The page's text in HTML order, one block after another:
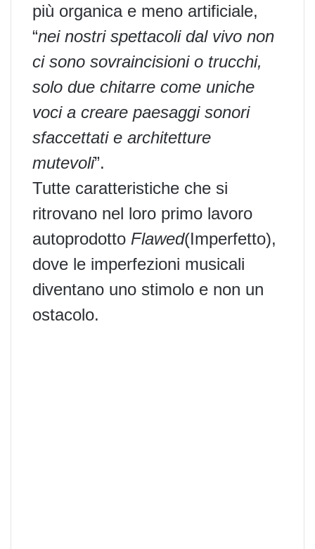
più organica e meno artificiale,
“nei nostri spettacoli dal vivo non
ci sono sovraincisioni o trucchi,
solo due chitarre come uniche
voci a creare paesaggi sonori
sfaccettati e architetture
mutevoli”.
Tutte caratteristiche che si
ritrovano nel loro primo lavoro
autoprodotto Flawed(Imperfetto),
dove le imperfezioni musicali
diventano uno stimolo e non un
ostacolo.